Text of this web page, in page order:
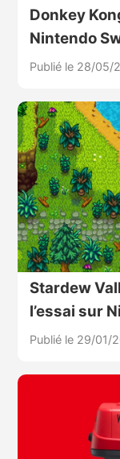
Donkey
Nintendo
Publié le 28/05/
Stardew
l’essai sur
Publié le 29/01/